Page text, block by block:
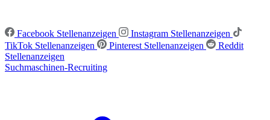
Facebook Stellenanzeigen
Instagram Stellenanzeigen
TikTok Stellenanzeigen
Pinterest Stellenanzeigen
Reddit
Stellenanzeigen
Suchmaschinen-Recruiting